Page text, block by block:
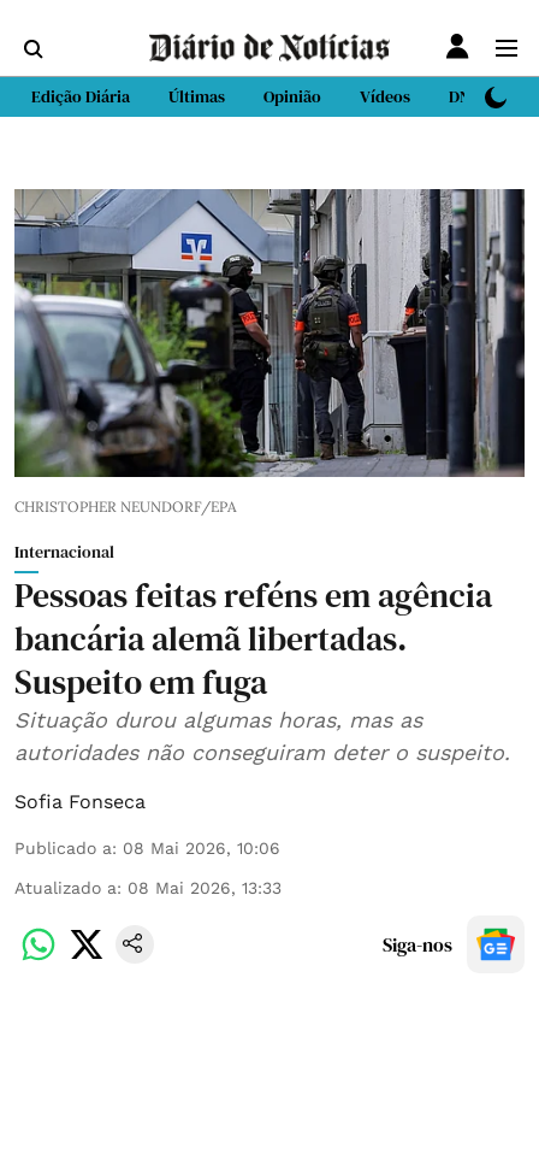
Edição Diária Últimas Opinião Vídeos DN Sport
CHRISTOPHER NEUNDORF/EPA
Internacional
Pessoas feitas reféns em agência
bancária alemã libertadas.
Suspeito em fuga
Situação durou algumas horas, mas as
autoridades não conseguiram deter o suspeito.
Sofia Fonseca
Publicado a: 08 Mai 2026, 10:06
Atualizado a: 08 Mai 2026, 13:33
Siga-nos